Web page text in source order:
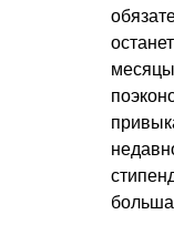
месяцы